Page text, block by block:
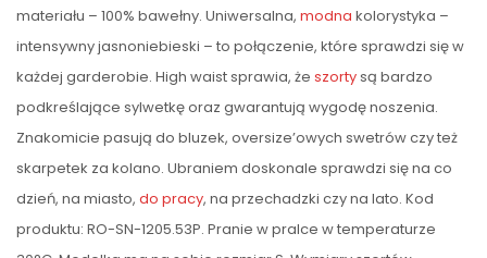
materiału – 100% bawełny. Uniwersalna, modna kolorystyka –
intensywny jasnoniebieski – to połączenie, które sprawdzi się w
każdej garderobie. High waist sprawia, że szortysą bardzo
podkreślające sylwetkę oraz gwarantują wygodę noszenia.
Znakomicie pasują do bluzek, oversize’owych swetrów czy też
skarpetek za kolano. Ubraniem doskonale sprawdzi się na co
dzień, na miasto, do pracy, na przechadzki czy na lato. Kod
produktu: RO-SN-1205.53P. Pranie w pralce w temperaturze